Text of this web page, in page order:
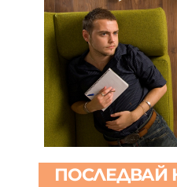
ПОСЛЕДВАЙ